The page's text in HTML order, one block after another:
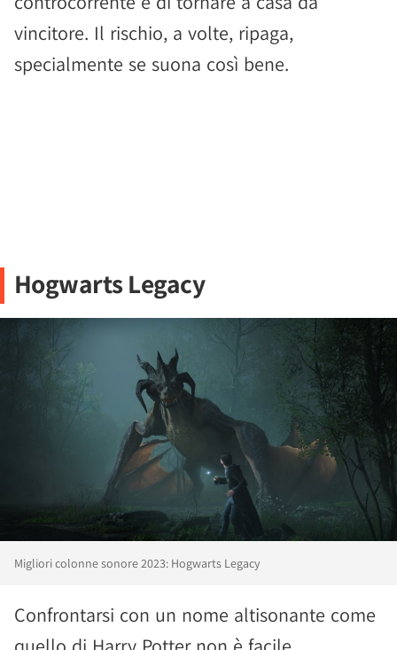
vincitore. Il rischio, a volte, ripaga,
specialmente se suona così bene.
Hogwarts Legacy
Migliori colonne sonore 2023: Hogwarts Legacy
Confrontarsi con un nome altisonante come